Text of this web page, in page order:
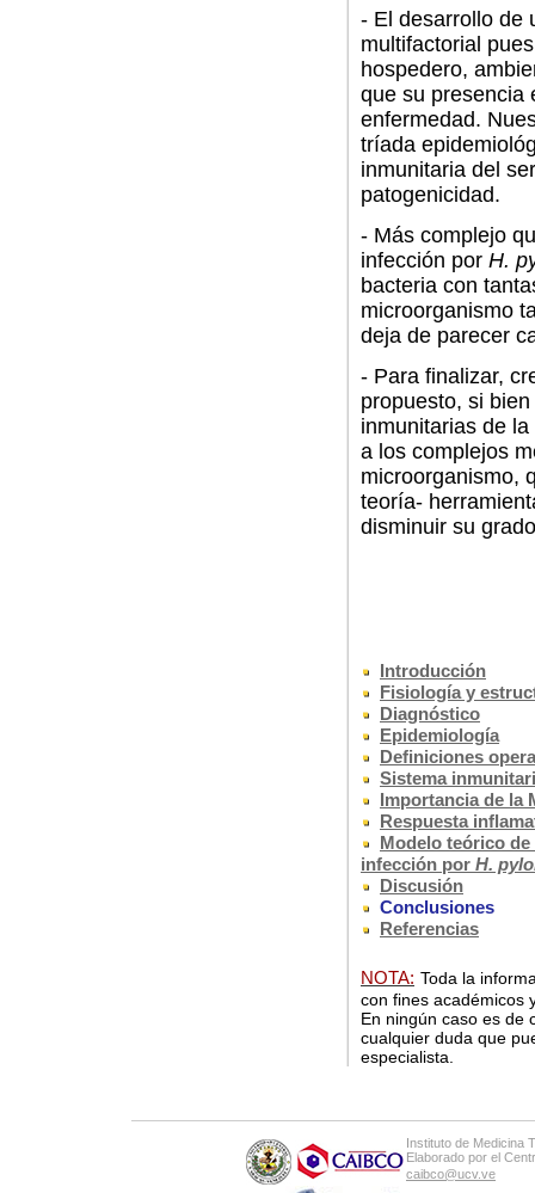
- El desarrollo de
multifactorial
hospedero,
que su presencia
enfermedad.
tríada
inmunitaria del
patogenicidad.
- Más complejo
infección por H.
bacteria con
microorganismo
deja de parecer
- Para finalizar,
propuesto, si
inmunitarias de
a los complejos
microorganismo,
teoría-
disminuir su
Introducción
Fisiología y
Diagnóstico
Epidemiología
Definiciones
Sistema
Importancia de la
Respuesta
Modelo teórico
infección por H.
Discusión
Conclusiones
Referencias
NOTA: Toda la
con fines académicos
En ningún caso es de
cualquier duda que
especialista.
Instituto de Medicina
Elaborado por el
caibco@ucv.ve